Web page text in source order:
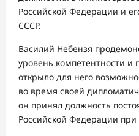
Российской Федерации и
СССР.
Василий Небензя
уровень компетентности и
открыло для него
во время своей
он принял должность
Российской Федерации